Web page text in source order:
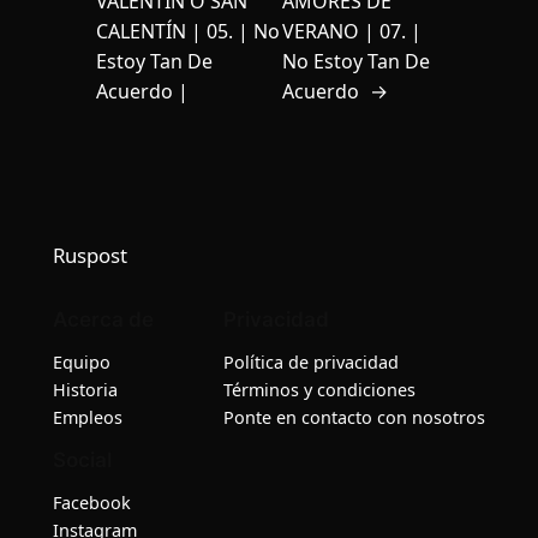
CALENTÍN | 05. | No
Estoy Tan De
Acuerdo |
VERANO | 07. |
No Estoy Tan De
Acuerdo →
Ruspost
Equipo
Historia
Empleos
Política de privacidad
Términos y condiciones
Ponte en contacto con nosotros
Facebook
Instagram